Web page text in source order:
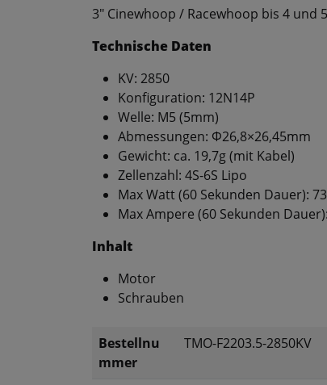
3" Cinewhoop / Racewhoop bis 4 und
Technische Daten
KV: 2850
Konfiguration: 12N14P
Welle: M5 (5mm)
Abmessungen: Φ26,8×26,45mm
Gewicht: ca. 19,7g (mit Kabel)
Zellenzahl: 4S-6S Lipo
Max Watt (60 Sekunden Dauer):
Max Ampere (60 Sekunden
Inhalt
Motor
Schrauben
Bestellnu
mmer
TMO-F2203.5-2850KV